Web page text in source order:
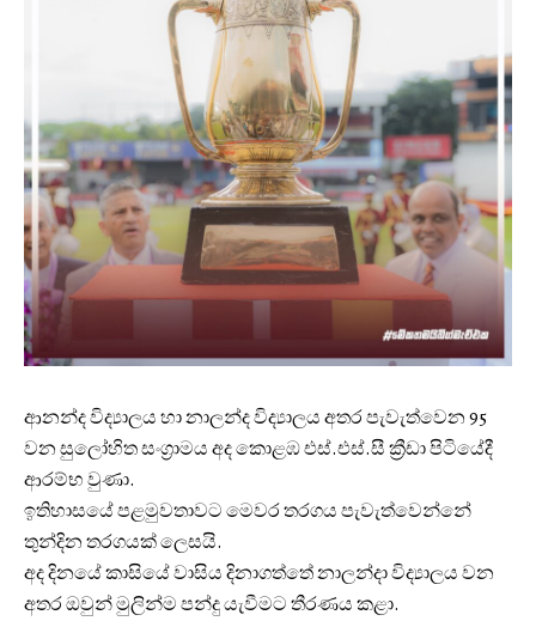
ආනන්ද විද්‍යාලය හා නාලන්ද විද්‍යාලය අතර පැවැත්වෙන 95
වන සුලෝහිත සංග්‍රාමය අද කොළඹ එස්.එස්.සී ක්‍රීඩා පිටියේදී
ආරම්භ වුණා.
ඉතිහාසයේ පළමුවතාවට මෙවර තරගය පැවැත්වෙන්නේ
තුන්දින තරගයක් ලෙසයි.
අද දිනයේ කාසියේ වාසිය දිනාගත්තේ නාලන්දා විද්‍යාලය වන
අතර ඔවුන් මුලින්ම පන්දු යැවීමට තීරණය කළා.